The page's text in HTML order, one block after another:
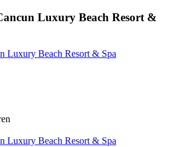
Luxury Beach Resort &
Luxury Beach Resort & Spa
Luxury Beach Resort & Spa